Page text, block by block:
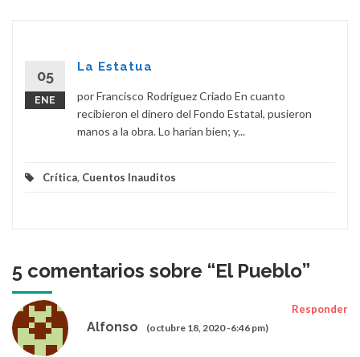
05
ENE
La Estatua
por Francisco Rodriguez Criado En cuanto
recibieron el dinero del Fondo Estatal, pusieron
manos a la obra. Lo harían bien; y...
Crítica, Cuentos Inauditos
5 comentarios sobre “El Pueblo”
Alfonso (octubre 18, 2020 -6:46 pm)
Responder